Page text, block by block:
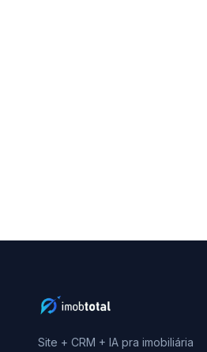
Site + CRM + IA pra imobiliária